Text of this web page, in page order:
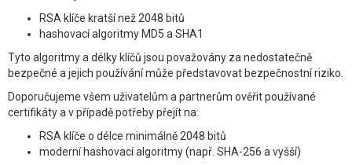
RSA klíče kratší než 2048 bitů
hashovací algoritmy MD5 a SHA1
Tyto algoritmy a délky klíčů jsou považovány za nedostatečně
bezpečné a jejich používání může představovat bezpečnostní riziko.
Doporučujeme všem uživatelům a partnerům ověřit používané
certifikáty a v případě potřeby přejít na:
RSA klíče o délce minimálně 2048 bitů
moderní hashovací algoritmy (např. SHA-256 a vyšší)